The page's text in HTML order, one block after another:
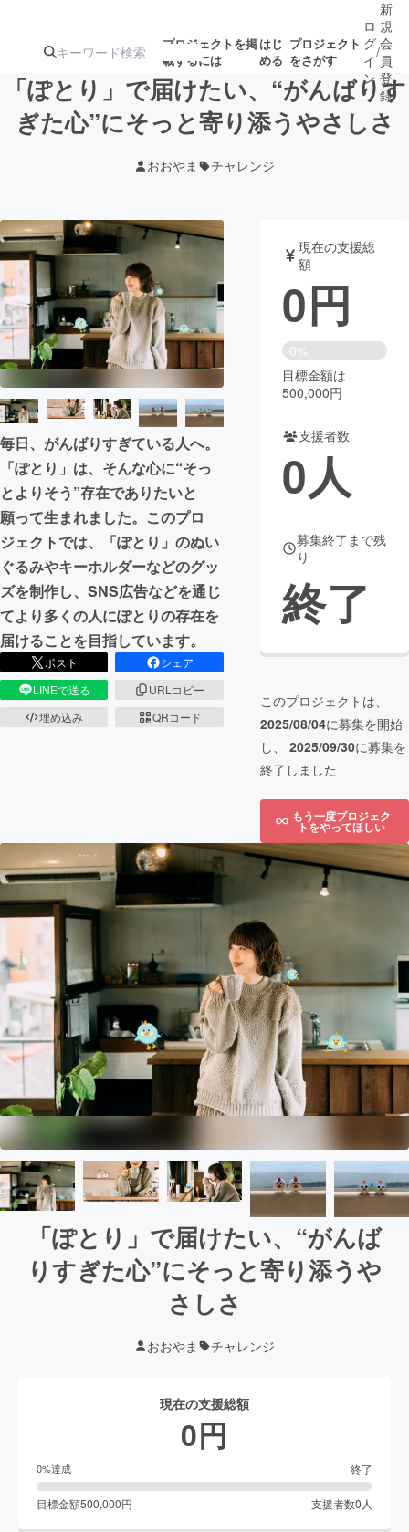
プロジェクトを掲
載するには
はじ
める
プロジェクト
をさがす
ジェクト
ロジェクト
アート・写真 音楽
テクノロジー・ガジェット ゲーム・サ
映像・映画 書籍・雑誌
ビジネス・起業 チャレンジ
まちづくり・地域活性化
CAMPFIRE for Social Good
CAMPFIRE Creation
CAMPFIREふるさと納税
ロ
グ
イ
ン
/
新
規
会
員
登
録
「ぽとり」で届けたい、“がんばりす
ぎた心”にそっと寄り添うやさしさ
おおやま チャレンジ
毎日、がんばりすぎている人へ。
「ぽとり」は、そんな心に“そっ
とよりそう”存在でありたいと
願って生まれました。このプロ
ジェクトでは、「ぽとり」のぬい
ぐるみやキーホルダーなどのグッ
ズを制作し、SNS広告などを通じ
てより多くの人にぽとりの存在を
届けることを目指しています。
ポスト
シェア
LINEで送る
URLコピー
埋め込み
QRコード
現在の支援総
額
0円
0%
目標金額は
500,000円
支援者数
0人
募集終了まで残
り
終了
このプロジェクトは、
2025/08/04に募集を開始
し、 2025/09/30に募集を
終了しました
もう一度プロジェク
トをやってほしい
「ぽとり」で届けたい、“がんば
りすぎた心”にそっと寄り添うや
さしさ
おおやま チャレンジ
現在の支援総額
0円
0%達成 終了
目標金額500,000円 支援者数0 人